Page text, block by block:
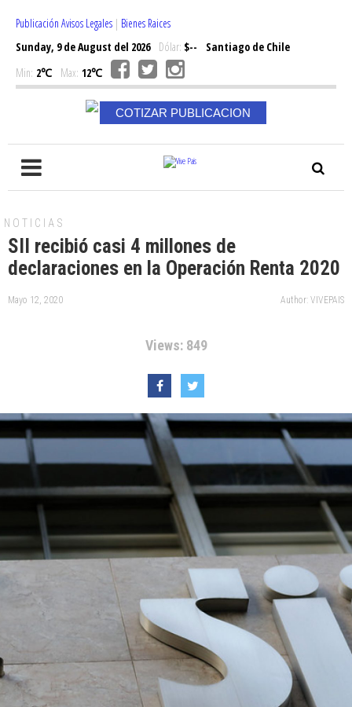
Publicación Avisos Legales | Bienes Raices
Sunday, 9 de August del 2026Dólar: $--
Santiago de Chile
Min: 2℃ Max: 12℃
COTIZAR PUBLICACION
NOTICIAS
SII recibió casi 4 millones de
declaraciones en la Operación Renta 2020
Mayo 12, 2020 Author: VIVEPAIS
Views: 849